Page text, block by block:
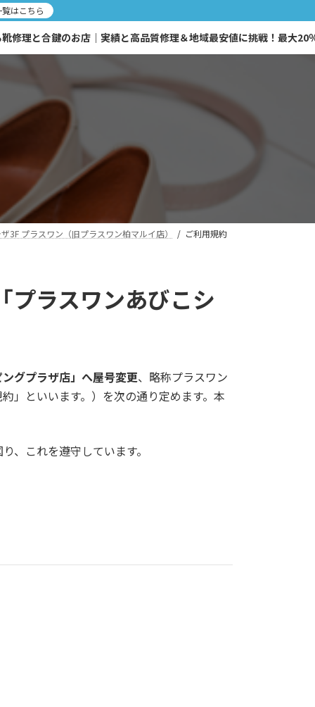
はこちら
修理と合鍵のお店｜実績と高品質修理＆地域最安値に挑戦！最大
プラスワン（旧プラスワン柏マルイ店） ご利用規約
プラスワンあびこシ
グプラザ店」へ屋号変更、略称プラスワン
」といいます。）を次の通り定めます。本
、これを遵守しています。